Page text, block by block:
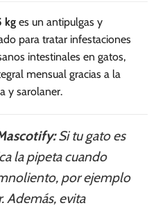
kg es un antipulgas y
para tratar infestaciones
intestinales en gatos,
mensual gracias a la
y sarolaner.
Si tu gato es
la pipeta cuando
por ejemplo
Además, evita